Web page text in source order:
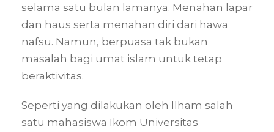
selama satu bulan lamanya. Menahan lapar
dan haus serta menahan diri dari hawa
nafsu. Namun, berpuasa tak bukan
masalah bagi umat islam untuk tetap
beraktivitas.
Seperti yang dilakukan oleh Ilham salah
satu mahasiswa Ikom Universitas